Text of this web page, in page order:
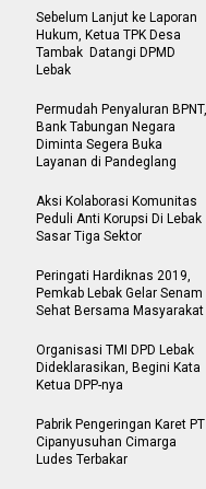
Sebelum Lanjut ke Laporan
Hukum, Ketua TPK Desa
Tambak Datangi DPMD
Lebak
Permudah Penyaluran BPNT,
Bank Tabungan Negara
Diminta Segera Buka
Layanan di Pandeglang
Aksi Kolaborasi Komunitas
Peduli Anti Korupsi Di Lebak
Sasar Tiga Sektor
Peringati Hardiknas 2019,
Pemkab Lebak Gelar Senam
Sehat Bersama Masyarakat
Organisasi TMI DPD Lebak
Dideklarasikan, Begini Kata
Ketua DPP-nya
Pabrik Pengeringan Karet PT
Cipanyusuhan Cimarga
Ludes Terbakar